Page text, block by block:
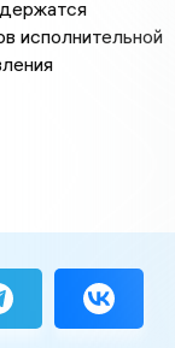
исполнительной